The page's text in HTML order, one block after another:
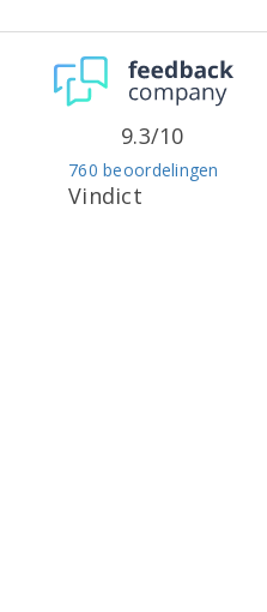
Vindict
760 beoordelingen
9.3/10